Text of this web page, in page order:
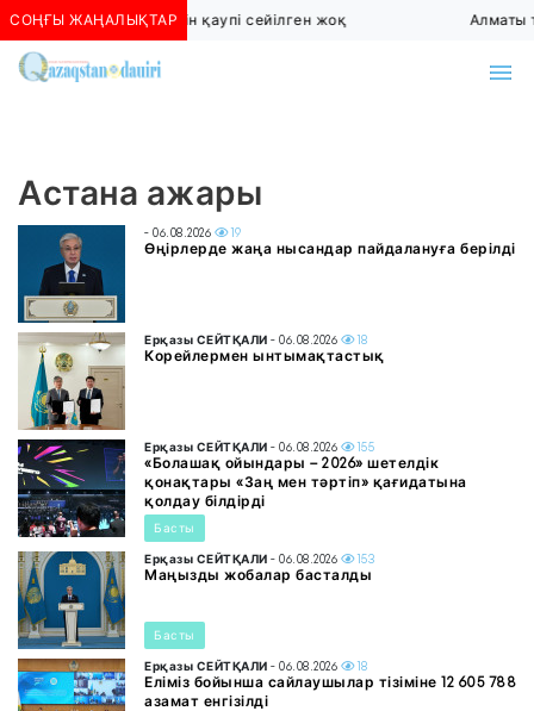
СОҢҒЫ ЖАҢАЛЫҚТАР
Алматыда көшкін қаупі сейілген жоқ Алматы
Астана ажары
- 06.08.2026 19
Өңірлерде жаңа нысандар пайдалануға берілді
Ерқазы СЕЙТҚАЛИ - 06.08.2026 18
Корейлермен ынтымақтастық
Ерқазы СЕЙТҚАЛИ - 06.08.2026 155
«Болашақ ойындары – 2026» шетелдік
қонақтары «Заң мен тәртіп» қағидатына
қолдау білдірді
Басты
Ерқазы СЕЙТҚАЛИ - 06.08.2026 153
Маңызды жобалар басталды
Басты
Ерқазы СЕЙТҚАЛИ - 06.08.2026 18
Еліміз бойынша сайлаушылар тізіміне 12 605 788
азамат енгізілді